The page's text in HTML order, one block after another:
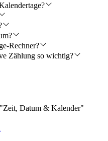
Rechner?
Zählung so wichtig?
Zeit, Datum & Kalender"